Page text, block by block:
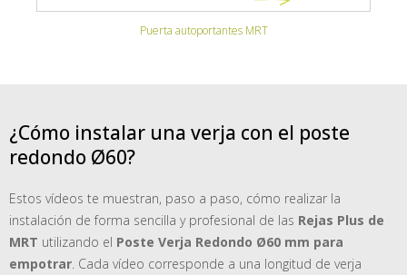
Puerta autoportantes MRT
¿Cómo instalar una verja con el poste
redondo Ø60?
Estos vídeos te muestran, paso a paso, cómo realizar la
instalación de forma sencilla y profesional de las Rejas Plus de
MRT utilizando el Poste Verja Redondo Ø60 mm para
empotrar. Cada vídeo corresponde a una longitud de verja